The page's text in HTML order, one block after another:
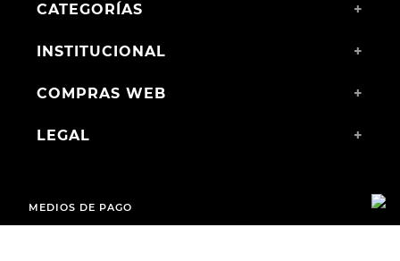
CATEGORÍAS +
INSTITUCIONAL +
COMPRAS WEB +
LEGAL +
MEDIOS DE PAGO